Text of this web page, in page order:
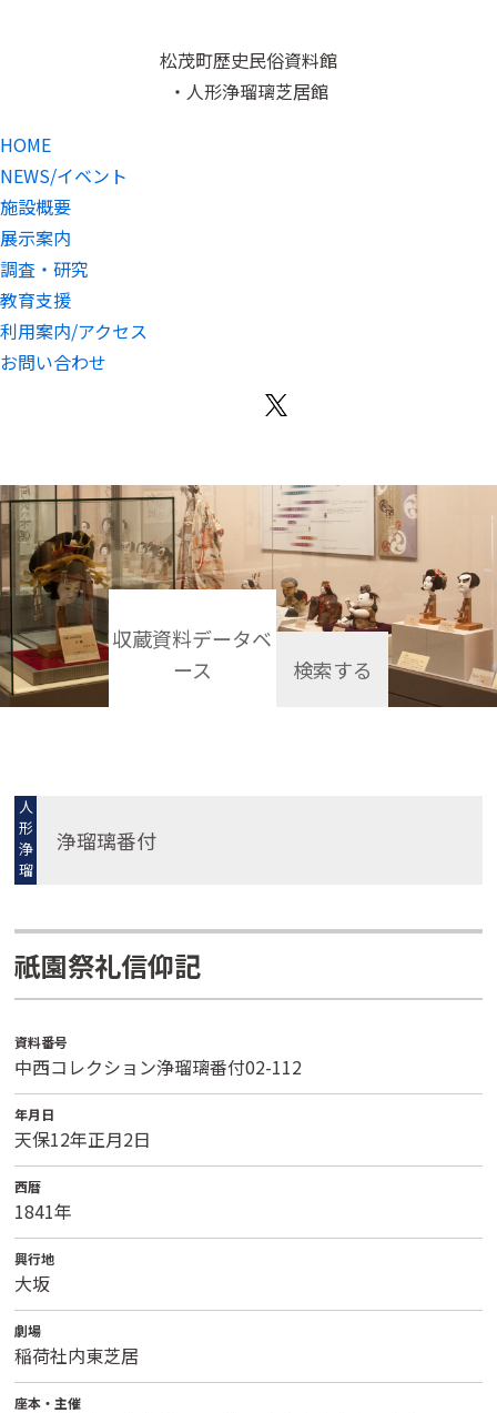
松茂町歴史民俗資料館
・人形浄瑠璃芝居館
HOME
NEWS/イベント
施設概要
展示案内
調査・研究
教育支援
利用案内/アクセス
お問い合わせ
収蔵資料データベ
ース
検索する
人
形
浄
瑠
璃
浄瑠璃番付
祇園祭礼信仰記
資料番号
中西コレクション浄瑠璃番付02-112
年月日
天保12年正月2日
西暦
1841年
興行地
大坂
劇場
稲荷社内東芝居
座本・主催